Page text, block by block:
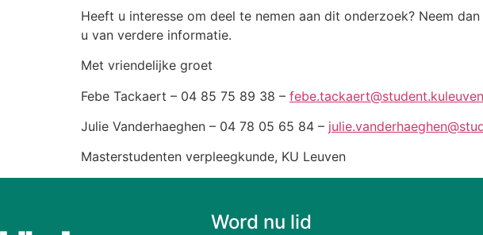
Heeft u interesse om deel te nemen aan dit onderzoek? Neem
u van verdere informatie.
Met vriendelijke groet
Febe Tackaert – 04 85 75 89 38 –
Julie Vanderhaeghen – 04 78 05 65 84 –
Masterstudenten verpleegkunde, KU Leuven
Word nu lid